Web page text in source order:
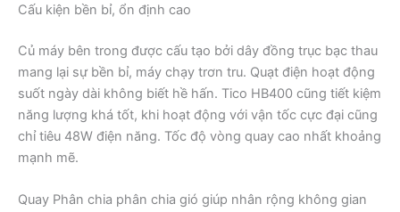
Cấu kiện bền bỉ, ổn định cao
Củ máy bên trong được cấu tạo bởi dây đồng trục bạc thau
mang lại sự bền bỉ, máy chạy trơn tru. Quạt điện hoạt động
suốt ngày dài không biết hề hấn. Tico HB400 cũng tiết kiệm
năng lượng khá tốt, khi hoạt động với vận tốc cực đại cũng
chỉ tiêu 48W điện năng. Tốc độ vòng quay cao nhất khoảng
mạnh mẽ.
Quay Phân chia phân chia gió giúp nhân rộng không gian